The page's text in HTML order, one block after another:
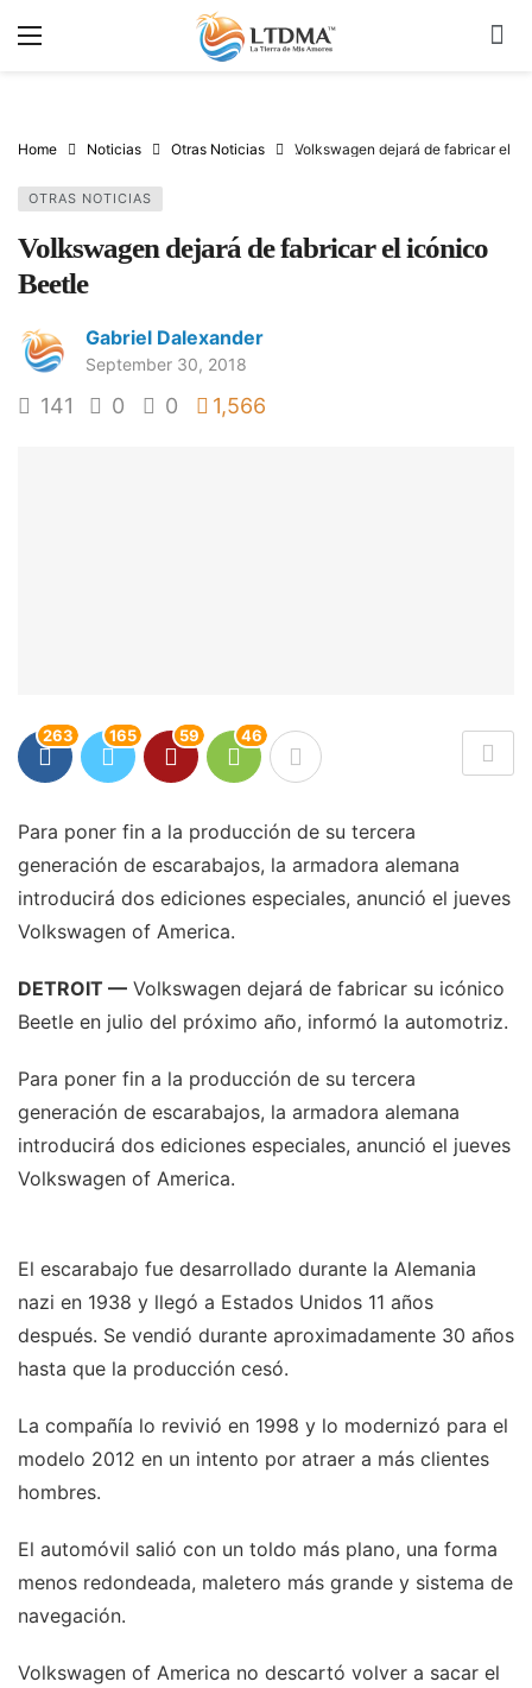
Home Noticias Otras Noticias Volkswagen dejará de fabricar el
OTRAS NOTICIAS
Volkswagen dejará de fabricar el icónico
Beetle
Gabriel Dalexander
September 30, 2018
141 0 0 1,566
263 165 59 46
Para poner fin a la producción de su tercera
generación de escarabajos, la armadora alemana
introducirá dos ediciones especiales, anunció el jueves
Volkswagen of America.
DETROIT — Volkswagen dejará de fabricar su icónico
Beetle en julio del próximo año, informó la automotriz.
Para poner fin a la producción de su tercera
generación de escarabajos, la armadora alemana
introducirá dos ediciones especiales, anunció el jueves
Volkswagen of America.
El escarabajo fue desarrollado durante la Alemania
nazi en 1938 y llegó a Estados Unidos 11 años
después. Se vendió durante aproximadamente 30 años
hasta que la producción cesó.
La compañía lo revivió en 1998 y lo modernizó para el
modelo 2012 en un intento por atraer a más clientes
hombres.
El automóvil salió con un toldo más plano, una forma
menos redondeada, maletero más grande y sistema de
navegación.
Volkswagen of America no descartó volver a sacar el